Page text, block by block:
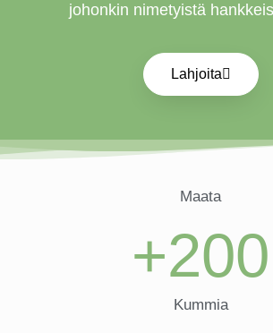
johonkin nimetyistä
Lahjoita
Maata
Kummia
+200